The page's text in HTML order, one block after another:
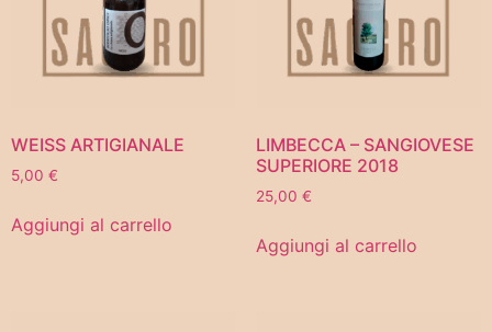
WEISS ARTIGIANALE
5,00 €
Aggiungi al carrello
LIMBECCA – SANGIOVESE
SUPERIORE 2018
25,00 €
Aggiungi al carrello